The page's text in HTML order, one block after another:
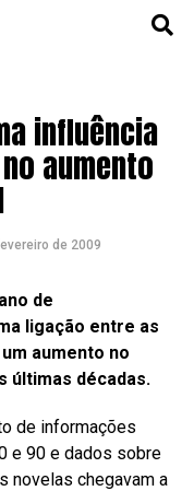
influência
aumento
de 2009
de
ligação entre as
aumento no
últimas décadas.
de informações
e 90 e dados sobre
novelas chegavam a